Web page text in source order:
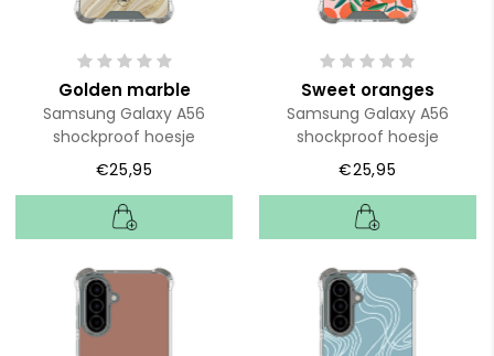
Golden marble
Samsung Galaxy A56
shockproof hoesje
€25,95
Sweet oranges
Samsung Galaxy A56
shockproof hoesje
€25,95